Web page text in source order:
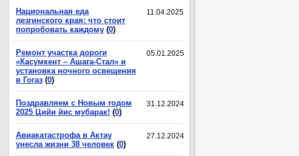
11.04.2025
Национальная еда
лезгинского края: что стоит
попробовать каждому (0)
05.01.2025
Ремонт участка дороги
«Касумкент – Ашага-Стал» и
установка ночного освещения
в Гогаз (0)
31.12.2024
Поздравляем с Новым годом
2025 Цийи йис мубарак! (0)
27.12.2024
Авиакатастрофа в Актау
унесла жизни 38 человек (0)